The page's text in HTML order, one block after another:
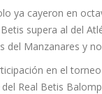
ya cayeron en
supera al del
del Manzanares y
en el
Real Betis